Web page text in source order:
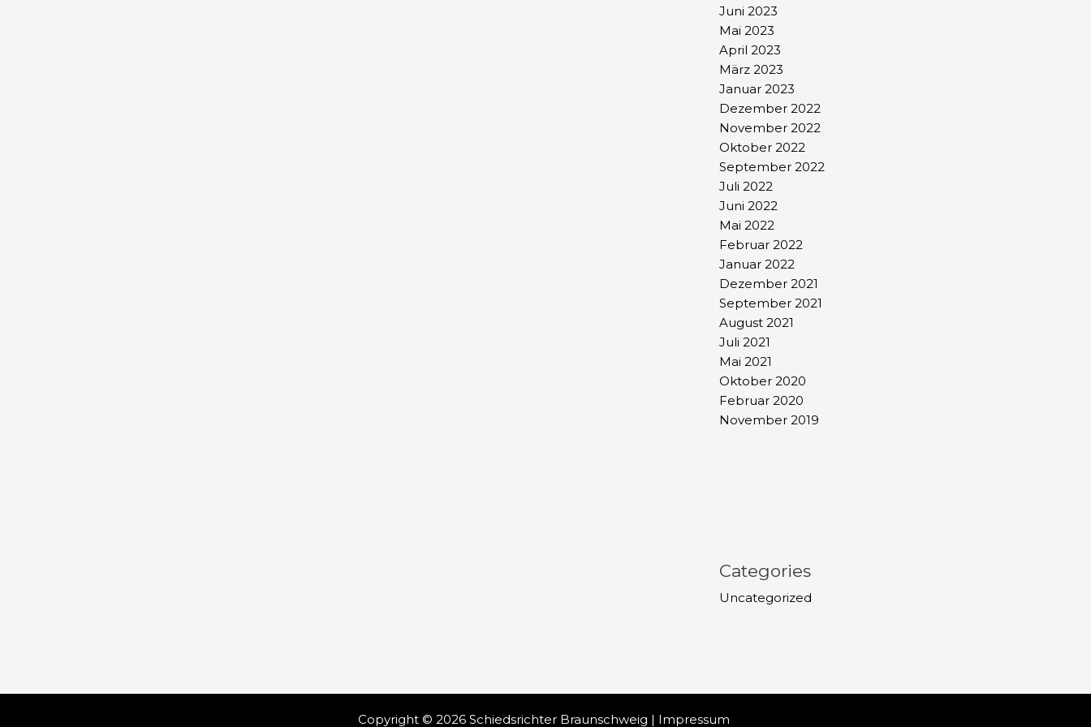
Juni 2023
Mai 2023
April 2023
März 2023
Januar 2023
Dezember 2022
November 2022
Oktober 2022
September 2022
Juli 2022
Juni 2022
Mai 2022
Februar 2022
Januar 2022
Dezember 2021
September 2021
August 2021
Juli 2021
Mai 2021
Oktober 2020
Februar 2020
November 2019
Categories
Uncategorized
Copyright © 2026 Schiedsrichter Braunschweig | Impressum